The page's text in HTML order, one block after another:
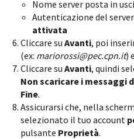
Nome server posta in
Autenticazione del
attivata
Cliccare su Avanti, poi
(ex: mariorossi@pec.cpn.it)
Cliccare su Avanti, quindi
Non scaricare i messaggi
Fine.
Assicurarsi che, nella
selezionato il tuo account
pulsante Proprietà.